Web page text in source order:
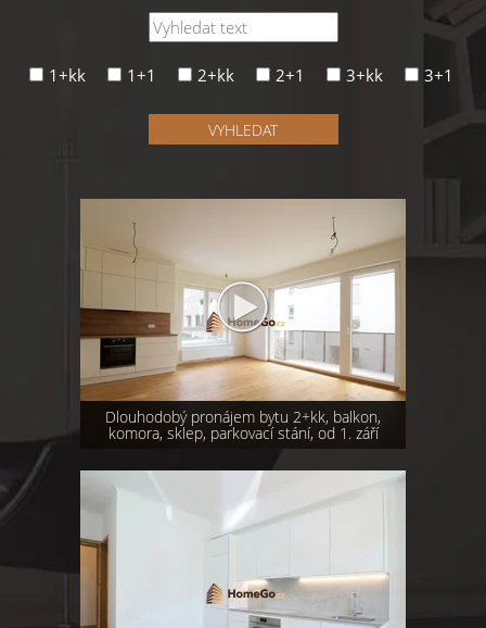
1+kk 1+1 2+kk 2+1 3+kk 3+1
VYHLEDAT
Dlouhodobý pronájem bytu 2+kk, balkon,
komora, sklep, parkovací stání, od 1. září